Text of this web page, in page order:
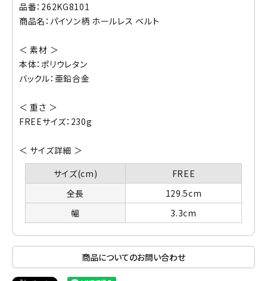
品番：262KG8101
商品名：パイソン柄 ホールレス ベルト
＜ 素材 ＞
本体：ポリウレタン
バックル：亜鉛合金
＜ 重さ ＞
FREEサイズ：230g
＜ サイズ詳細 ＞
サイズ(cm)
FREE
全長
129.5cm
幅
3.3cm
商品についてのお問い合わせ